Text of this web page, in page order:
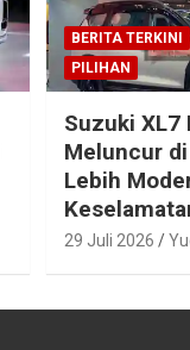
BERITA TERKINI
PILIHAN
Suzuki XL7
Meluncur
Lebih
29 Juli 2026